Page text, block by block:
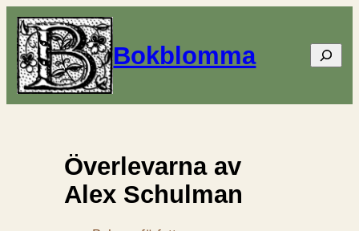
Bokblomma Sök
Överlevarna av
Alex Schulman